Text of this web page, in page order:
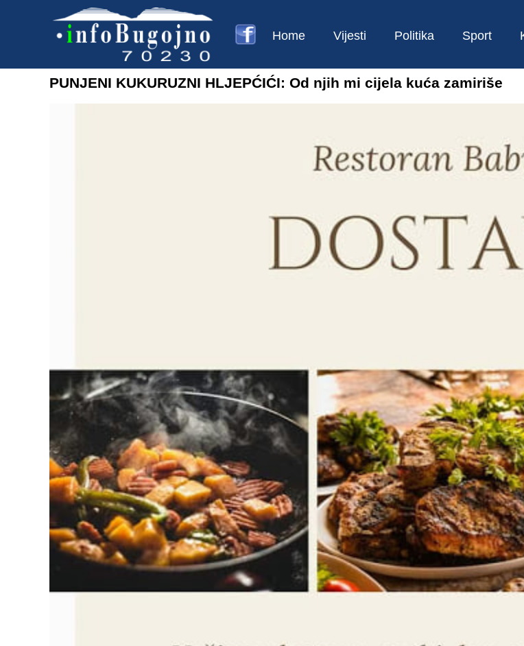
Home Vijesti Politika Sport
PUNJENI KUKURUZNI HLJEPĆIĆI: Od njih mi cijela kuća zamiriše